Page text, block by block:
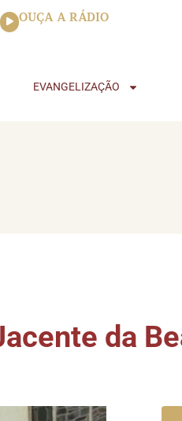
Tocador
de
OUÇA A RÁDIO
EVANGELIZAÇÃO
da